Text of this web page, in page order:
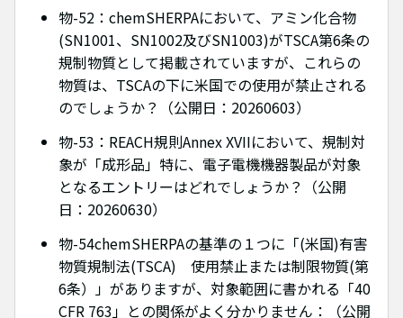
物-52：chemSHERPAにおいて、アミン化合物
(SN1001、SN1002及びSN1003)がTSCA第6条の
規制物質として掲載されていますが、これらの
物質は、TSCAの下に米国での使用が禁止される
のでしょうか？（公開日：20260603）
物-53：REACH規則Annex XVIIにおいて、規制対
象が「成形品」特に、電子電機機器製品が対象
となるエントリーはどれでしょうか？（公開
日：20260630）
物-54chemSHERPAの基準の１つに「(米国)有害
物質規制法(TSCA) 使用禁止または制限物質(第
6条）」がありますが、対象範囲に書かれる「40
CFR 763」との関係がよく分かりません：（公開